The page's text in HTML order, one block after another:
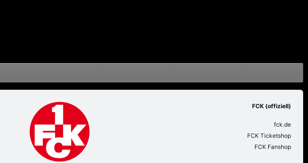
FCK (offiziell)
fck.de
FCK Ticketshop
FCK Fanshop